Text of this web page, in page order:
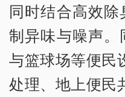
同时结合高效
制异味与噪声
与篮球场等便民
处理、地上便民